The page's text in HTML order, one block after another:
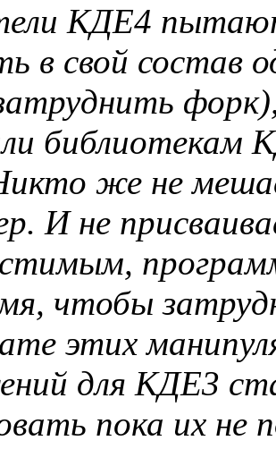
КДЕ4
в свой состав
же не
И не
чтобы
этих
для КДЕ3
пока их